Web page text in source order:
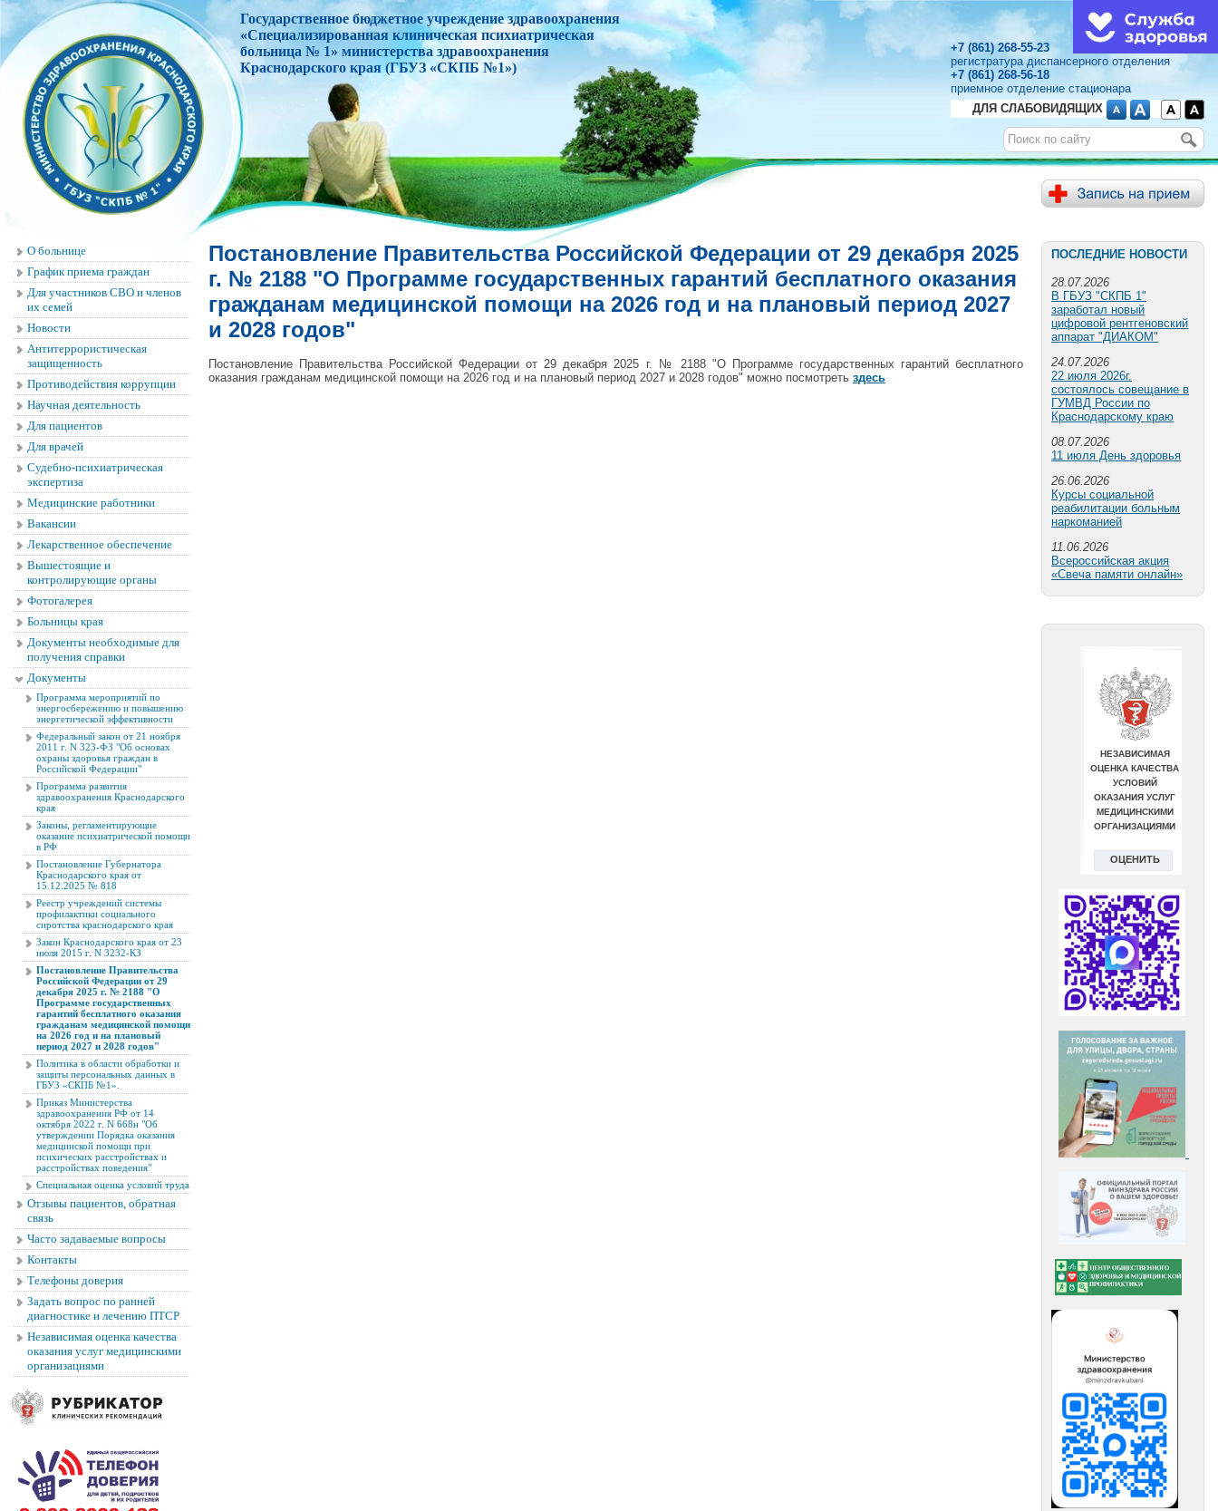
Государственное бюджетное учреждение здравоохранения
«Специализированная клиническая психиатрическая
больница № 1» министерства здравоохранения
Краснодарского края(ГБУЗ «СКПБ №1»)
+7 (861) 268-55-23
регистратура диспансерного отделения
+7 (861) 268-56-18
приемное отделение стационара
ДЛЯ СЛАБОВИДЯЩИХ
ПОСЛЕДНИЕ НОВОСТИ
28.07.2026
В ГБУЗ "СКПБ 1"
заработал новый
цифровой рентгеновский
аппарат "ДИАКОМ"
24.07.2026
22 июля 2026г.
состоялось совещание в
ГУМВД России по
Краснодарскому краю
08.07.2026
11 июля День здоровья
26.06.2026
Курсы социальной
реабилитации больным
наркоманией
11.06.2026
Всероссийская акция
«Свеча памяти онлайн»
О больнице
График приема граждан
Для участников СВО и членов
их семей
Новости
Антитеррористическая
защищенность
Противодействия коррупции
Научная деятельность
Для пациентов
Для врачей
Судебно-психиатрическая
экспертиза
Медицинские работники
Вакансии
Лекарственное обеспечение
Вышестоящие и
контролирующие органы
Фотогалерея
Больницы края
Документы необходимые для
получения справки
Документы
Программа мероприятий по
энергосбережению и повышению
энергетической эффективности
Федеральный закон от 21 ноября
2011 г. N 323-ФЗ "Об основах
охраны здоровья граждан в
Российской Федерации"
Программа развития
здравоохранения Краснодарского
края
Законы, регламентирующие
оказание психиатрической помощи
в РФ
Постановление Губернатора
Краснодарского края от
15.12.2025 № 818
Реестр учреждений системы
профилактики социального
сиротства краснодарского края
Закон Краснодарского края от 23
июля 2015 г. N 3232-КЗ
Постановление Правительства
Российской Федерации от 29
декабря 2025 г. № 2188 "О
Программе государственных
гарантий бесплатного оказания
гражданам медицинской помощи
на 2026 год и на плановый
период 2027 и 2028 годов"
Политика в области обработки и
защиты персональных данных в
ГБУЗ «СКПБ №1».
Приказ Министерства
здравоохранения РФ от 14
октября 2022 г. N 668н "Об
утверждении Порядка оказания
медицинской помощи при
психических расстройствах и
расстройствах поведения"
Специальная оценка условий труда
Отзывы пациентов, обратная
связь
Часто задаваемые вопросы
Контакты
Телефоны доверия
Задать вопрос по ранней
диагностике и лечению ПТСР
Независимая оценка качества
оказания услуг медицинскими
организациями
Постановление Правительства Российской Федерации от 29 декабря 2025
г. № 2188 "О Программе государственных гарантий бесплатного оказания
гражданам медицинской помощи на 2026 год и на плановый период 2027
и 2028 годов"
Постановление Правительства Российской Федерации от 29 декабря 2025 г. № 2188 "О Программе государственных гарантий бесплатного
оказания гражданам медицинской помощи на 2026 год и на плановый период 2027 и 2028 годов" можно посмотреть здесь